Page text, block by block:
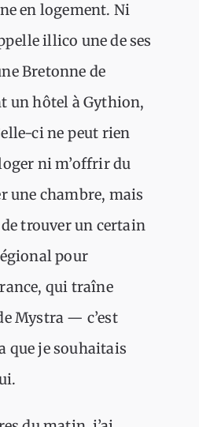
en logement. Ni
illico une de ses
Bretonne de
un hôtel à Gythion,
ci ne peut rien
ni m’offrir du
une chambre, mais
trouver un certain
pour
qui traîne
Mystra — c’est
que je souhaitais